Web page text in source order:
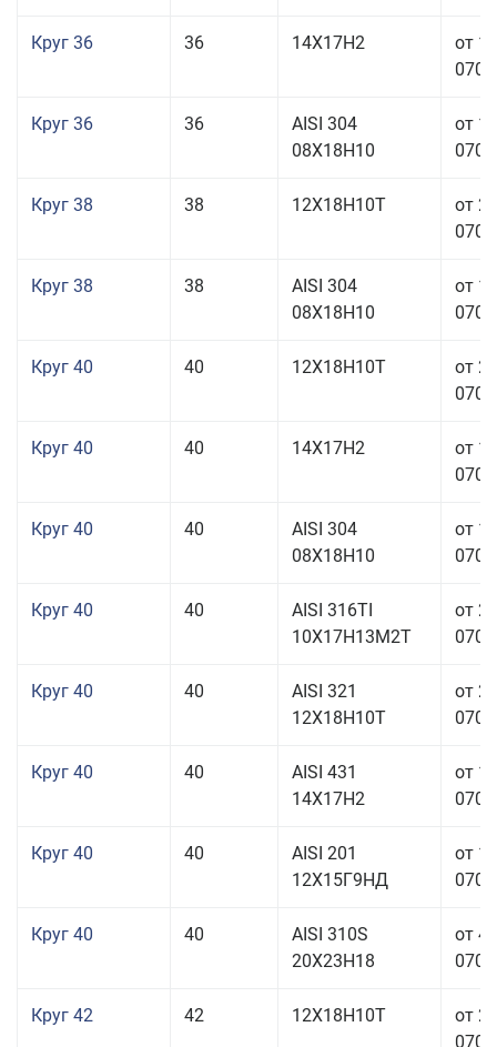
Круг 36 36 14Х17Н2
от
Круг 36 36
AISI 304
08Х18Н10
от
Круг 38 38 12Х18Н10Т
от
Круг 38 38
AISI 304
08Х18Н10
от
Круг 40 40 12Х18Н10Т
от
Круг 40 40 14Х17Н2
от
Круг 40 40
AISI 304
08Х18Н10
от
Круг 40 40
AISI 316TI
10Х17Н13М2Т
от
Круг 40 40
AISI 321
12Х18Н10Т
от
Круг 40 40
AISI 431
14Х17Н2
от
Круг 40 40
AISI 201
12Х15Г9НД
от
Круг 40 40
AISI 310S
20Х23Н18
от
Круг 42 42 12Х18Н10Т
от